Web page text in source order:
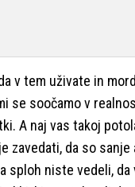
v tem uživate in
se soočamo v
A naj vas takoj
zavedati, da so
niste vedeli, da